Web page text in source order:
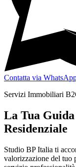
Contatta via
Servizi Immobiliari
La Tua
Residenziale
Studio BP Italia ti
valorizzazione del tuo